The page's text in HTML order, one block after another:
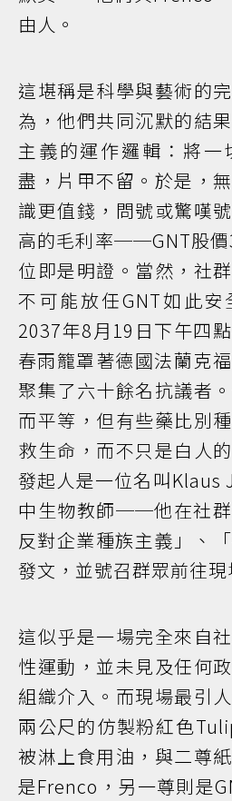
由人。
這堪稱是科學與藝術的
為，他們共同沉默的結
主義的運作邏輯：將一
盡，片甲不留。於是，
識更值錢，問號或驚嘆
高的毛利率──GNT股價
位即是明證。當然，社
不可能放任GNT如此
2037年8月19日下午四
春雨籠罩著德國法蘭克
聚集了六十餘名抗議者
而平等，但有些藥比別
救生命，而不只是白人
發起人是一位名叫Klaus
中生物教師──他在社
反對企業種族主義」、
發文，並號召群眾前往現
這似乎是一場完全來自
性運動，並未見及任何
組織介入。而現場最引
兩公尺的仿製粉紅色
被淋上食用油，與二尊
是Frenco，另一尊則是